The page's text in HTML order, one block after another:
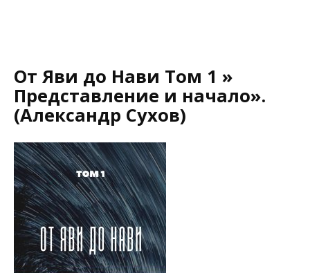
От Яви до Нави Том 1 »
Представление и начало».
(Александр Сухов)